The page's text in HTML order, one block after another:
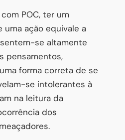
POC, ter um
uma ação equivale a
se altamente
pensamentos,
forma correta de se
se intolerantes à
na leitura da
dos